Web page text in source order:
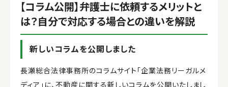
【コラム公開】弁護士に依頼するメリットと
は？自分で対応する場合との違いを解説
新しいコラムを公開しました
長瀬総合法律事務所のコラムサイト「企業法務リーガルメ
ディア」に、不動産に関する新しいコラムを公開いたしまし